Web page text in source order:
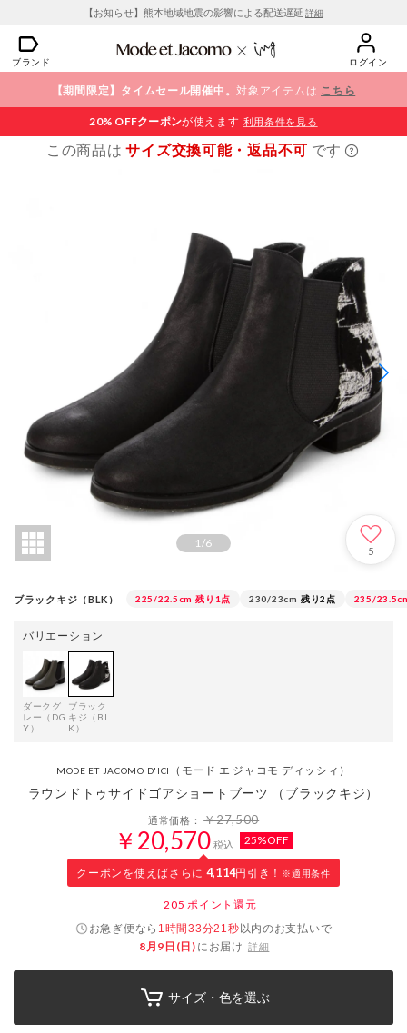
【お知らせ】熊本地域地震の影響による配送遅延 詳細
ブランド ログイン
【期間限定】タイムセール開催中。対象アイテムは こちら
20% OFFクーポンが使えます 利用条件を見る
この商品はサイズ交換可能・返品不可 です
1/6
5
ブラックキジ（BLK） 225/22.5cm 残り1点 230/23cm 残り2点 235/
バリエーション
ダークグ
レー（DG
Y）
ブラック
キジ（BL
K）
MODE ET JACOMO D'ICI （モード エ ジャコモ ディッシィ）
ラウンドトゥサイドゴアショートブーツ （ブラックキジ）
通常価格：￥27,500
￥20,570 税込 25%OFF
クーポンを使えばさらに 4,114円引き！ ※適用条件
205 ポイント還元
お急ぎ便なら 1時間33分21秒以内のお支払いで
8月9日(日) にお届け 詳細
サイズ・色を選ぶ